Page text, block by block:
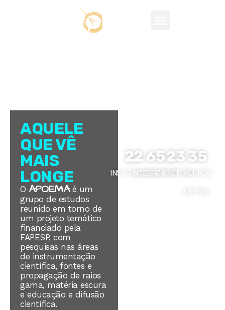
AQUELE
QUE VÊ
MAIS
LONGE
O APOEMAé um
grupo de estudos
reunido em torno de
um projeto temático
financiado pela
FAPESP, com
pesquisas nas áreas
de instrumentação
científica, fontes e
propagação de raios
gama, matéria escura
e educação e difusão
científica.
INSTITUIÇÕES
22
INTEGRANTES
65
CIENTISTAS
23
ALUNOS
35